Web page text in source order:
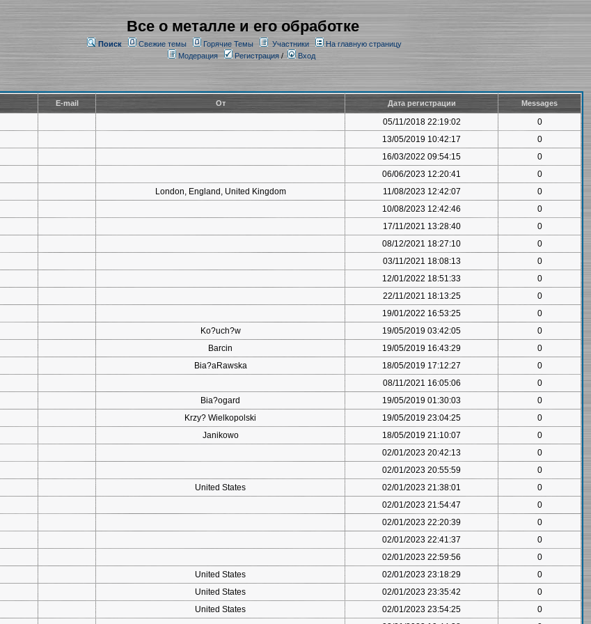
Все о металле и его обработке
Поиск Свежие темы Горячие Темы Участники
На главную страницу
Модерация
Регистрация/ Вход
E-mail От Дата регистрации Messages
05/11/2018 22:19:02
0
13/05/2019 10:42:17
0
16/03/2022 09:54:15
0
06/06/2023 12:20:41
0
London, England, United Kingdom 11/08/2023 12:42:07
0
10/08/2023 12:42:46
0
17/11/2021 13:28:40
0
08/12/2021 18:27:10
0
03/11/2021 18:08:13
0
12/01/2022 18:51:33
0
22/11/2021 18:13:25
0
19/01/2022 16:53:25
0
Ko?uch?w 19/05/2019 03:42:05
0
Barcin 19/05/2019 16:43:29
0
Bia?aRawska 18/05/2019 17:12:27
0
08/11/2021 16:05:06
0
Bia?ogard 19/05/2019 01:30:03
0
Krzy? Wielkopolski 19/05/2019 23:04:25
0
Janikowo 18/05/2019 21:10:07
0
02/01/2023 20:42:13
0
02/01/2023 20:55:59
0
United States 02/01/2023 21:38:01
0
02/01/2023 21:54:47
0
02/01/2023 22:20:39
0
02/01/2023 22:41:37
0
02/01/2023 22:59:56
0
United States 02/01/2023 23:18:29
0
United States 02/01/2023 23:35:42
0
United States 02/01/2023 23:54:25
0